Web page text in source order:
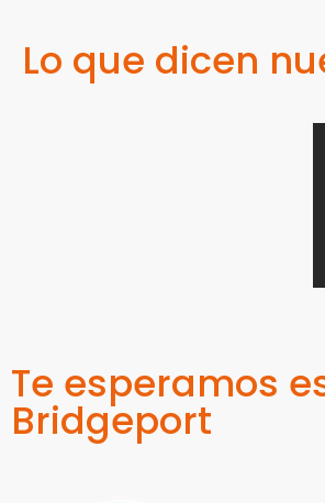
Lo que dicen
Te esperamos
Bridgeport